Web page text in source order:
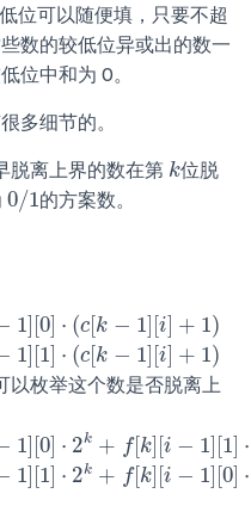
位可以随便填，只要不超
数的较低位异或出的数一
位中和为 0。
多细节的。
脱离上界的数在第 k
k位脱
0/1
0/1的方案数。
1] [0] ⋅ (c[k − 1] [i] + 1)
0 ]⋅ c[k − 1] [i] +1 )
1] [1] ⋅ (c[k − 1] [i] + 1)
1 ]⋅ c[ − 1] [i] +1 )
以枚举这个数是否脱离上
1] [0] ⋅ 2k + f[k] [i − 1] [1] ⋅
0 ]⋅ k+ f [k] i− 1] [1 ⋅( c[k − 1] ]
1] [1] ⋅ 2k + f[k] [i − 1] [0] ⋅
1 ]⋅ k f [k] i− 1] [0 ⋅( c[k − 1] ]